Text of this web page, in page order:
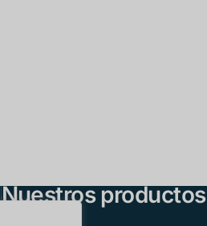
Nuestros productos